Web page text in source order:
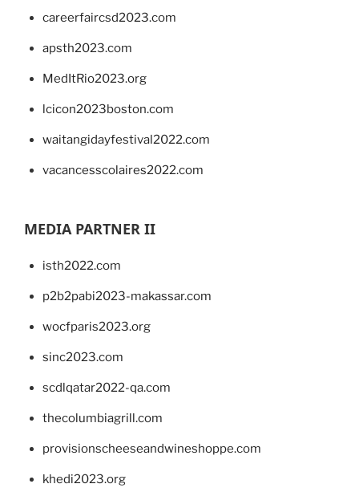
careerfaircsd2023.com
apsth2023.com
MedItRio2023.org
lcicon2023boston.com
waitangidayfestival2022.com
vacancesscolaires2022.com
MEDIA PARTNER II
isth2022.com
p2b2pabi2023-makassar.com
wocfparis2023.org
sinc2023.com
scdlqatar2022-qa.com
thecolumbiagrill.com
provisionscheeseandwineshoppe.com
khedi2023.org